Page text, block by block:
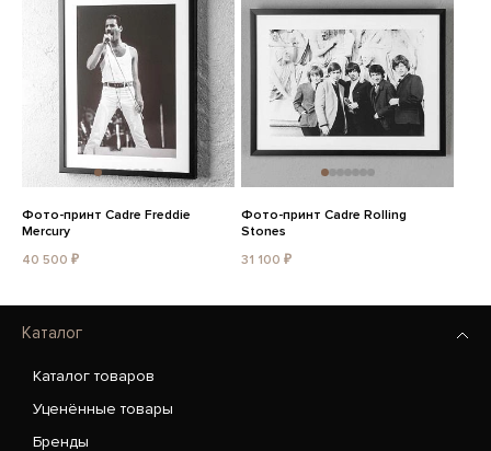
Фото-принт Cadre Freddie
Mercury
40 500 ₽
Фото-принт Cadre Rolling
Stones
31 100 ₽
Каталог
Каталог товаров
Уценённые товары
Бренды